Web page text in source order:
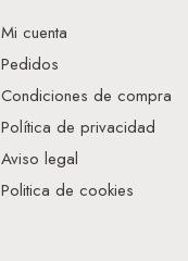
Mi cuenta
Pedidos
Condiciones de compra
Política de privacidad
Aviso legal
Politica de cookies